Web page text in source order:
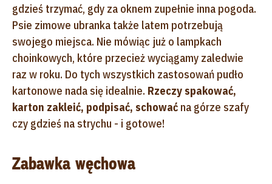
gdzieś trzymać, gdy za oknem zupełnie inna pogoda.
Psie zimowe ubranka także latem potrzebują
swojego miejsca. Nie mówiąc już o lampkach
choinkowych, które przecież wyciągamy zaledwie
raz w roku. Do tych wszystkich zastosowań pudło
kartonowe nada się idealnie. Rzeczy spakować,
karton zakleić, podpisać, schować na górze szafy
czy gdzieś na strychu - i gotowe!
Zabawka węchowa